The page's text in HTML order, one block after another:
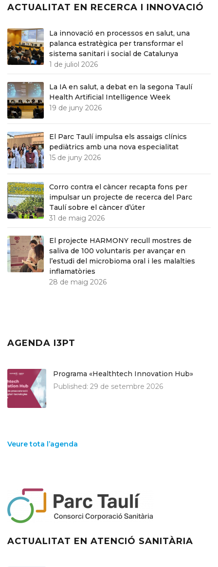
ACTUALITAT EN RECERCA I INNOVACIÓ
La innovació en processos en salut, una
palanca estratègica per transformar el
sistema sanitari i social de Catalunya
1 de juliol 2026
La IA en salut, a debat en la segona Taulí
Health Artificial Intelligence Week
19 de juny 2026
El Parc Taulí impulsa els assaigs clínics
pediàtrics amb una nova especialitat
15 de juny 2026
Corro contra el càncer recapta fons per
impulsar un projecte de recerca del Parc
Taulí sobre el càncer d’úter
31 de maig 2026
El projecte HARMONY recull mostres de
saliva de 100 voluntaris per avançar en
l’estudi del microbioma oral i les malalties
inflamatòries
28 de maig 2026
AGENDA I3PT
Programa «Healthtech Innovation Hub»
Published: 29 de setembre 2026
Veure tota l’agenda
ACTUALITAT EN ATENCIÓ SANITÀRIA